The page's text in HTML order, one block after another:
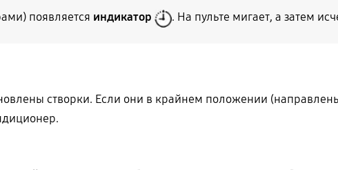
появляется индикатор . На пульте мигает, а затем
створки. Если они в крайнем положении